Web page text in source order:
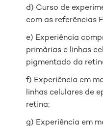
d) Curso de
com as referências
e) Experiência
primárias e linhas
pigmentado da
f) Experiência em
linhas celulares de
retina;
g) Experiência em